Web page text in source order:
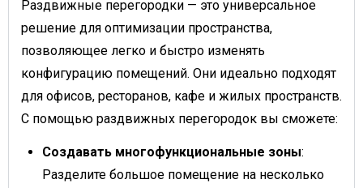
Раздвижные перегородки — это универсальное
решение для оптимизации пространства,
позволяющее легко и быстро изменять
конфигурацию помещений. Они идеально подходят
для офисов, ресторанов, кафе и жилых пространств.
С помощью раздвижных перегородок вы сможете:
Создавать многофункциональные зоны:
Разделите большое помещение на несколько